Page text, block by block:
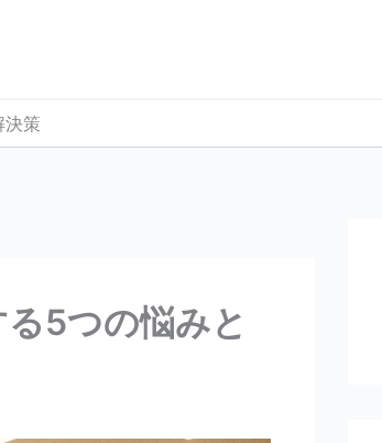
決策
5つの悩みと